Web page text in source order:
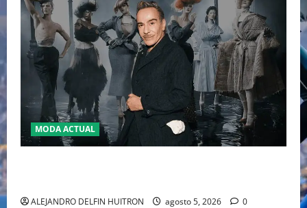
MODA ACTUAL
ALEJANDRO DELFIN HUITRON agosto 5, 2026 0